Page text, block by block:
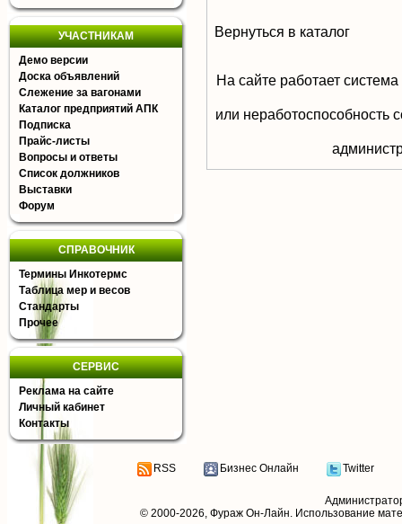
УЧАСТНИКАМ
Демо версии
Доска объявлений
Слежение за вагонами
Каталог предприятий АПК
Подписка
Прайс-листы
Вопросы и ответы
Список должников
Выставки
Форум
СПРАВОЧНИК
Термины Инкотермс
Таблица мер и весов
Стандарты
Прочее
СЕРВИС
Реклама на сайте
Личный кабинет
Контакты
Вернуться в каталог
На сайте работает
или неработоспособность
RSS Бизнес Онлайн Twitter
© 2000-2026, Фураж Он-Лайн. Использование